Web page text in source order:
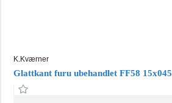
K.Kværner
Glattkant furu ubehandlet FF58 15x045